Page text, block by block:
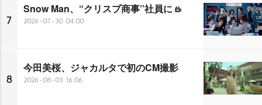
7
Snow Man、“クリスプ商事”社員に
2026-07-30 04:00
8
今田美桜、ジャカルタで初のCM撮影
2026-08-03 16:06